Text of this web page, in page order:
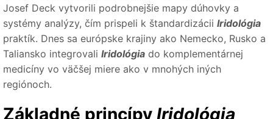
Josef Deck vytvorili podrobnejšie mapy dúhovky a
systémy analýzy, čím prispeli k štandardizácii Iridológia
praktík. Dnes sa európske krajiny ako Nemecko, Rusko a
Taliansko integrovali Iridológia do komplementárnej
medicíny vo väčšej miere ako v mnohých iných
regiónoch.
Základné princípy Iridológia